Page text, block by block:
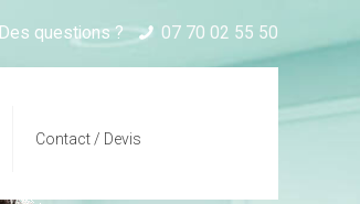
Des questions ? 07 70 02 55 50
Contact / Devis